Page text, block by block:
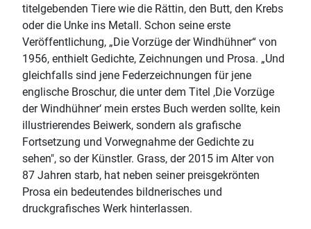
titelgebenden Tiere wie die Rättin, den Butt, den Krebs
oder die Unke ins Metall. Schon seine erste
Veröffentlichung, „Die Vorzüge der Windhühner“ von
1956, enthielt Gedichte, Zeichnungen und Prosa. „Und
gleichfalls sind jene Federzeichnungen für jene
englische Broschur, die unter dem Titel ‚Die Vorzüge
der Windhühner‘ mein erstes Buch werden sollte, kein
illustrierendes Beiwerk, sondern als grafische
Fortsetzung und Vorwegnahme der Gedichte zu
sehen", so der Künstler. Grass, der 2015 im Alter von
87 Jahren starb, hat neben seiner preisgekrönten
Prosa ein bedeutendes bildnerisches und
druckgrafisches Werk hinterlassen.